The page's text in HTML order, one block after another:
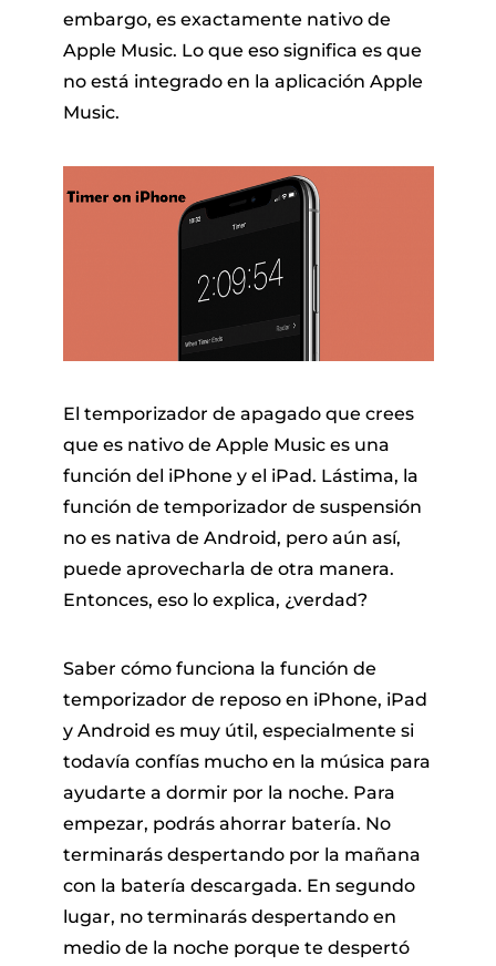
embargo, es exactamente nativo de
Apple Music. Lo que eso significa es que
no está integrado en la aplicación Apple
Music.
El temporizador de apagado que crees
que es nativo de Apple Music es una
función del iPhone y el iPad. Lástima, la
función de temporizador de suspensión
no es nativa de Android, pero aún así,
puede aprovecharla de otra manera.
Entonces, eso lo explica, ¿verdad?
Saber cómo funciona la función de
temporizador de reposo en iPhone, iPad
y Android es muy útil, especialmente si
todavía confías mucho en la música para
ayudarte a dormir por la noche. Para
empezar, podrás ahorrar batería. No
terminarás despertando por la mañana
con la batería descargada. En segundo
lugar, no terminarás despertando en
medio de la noche porque te despertó